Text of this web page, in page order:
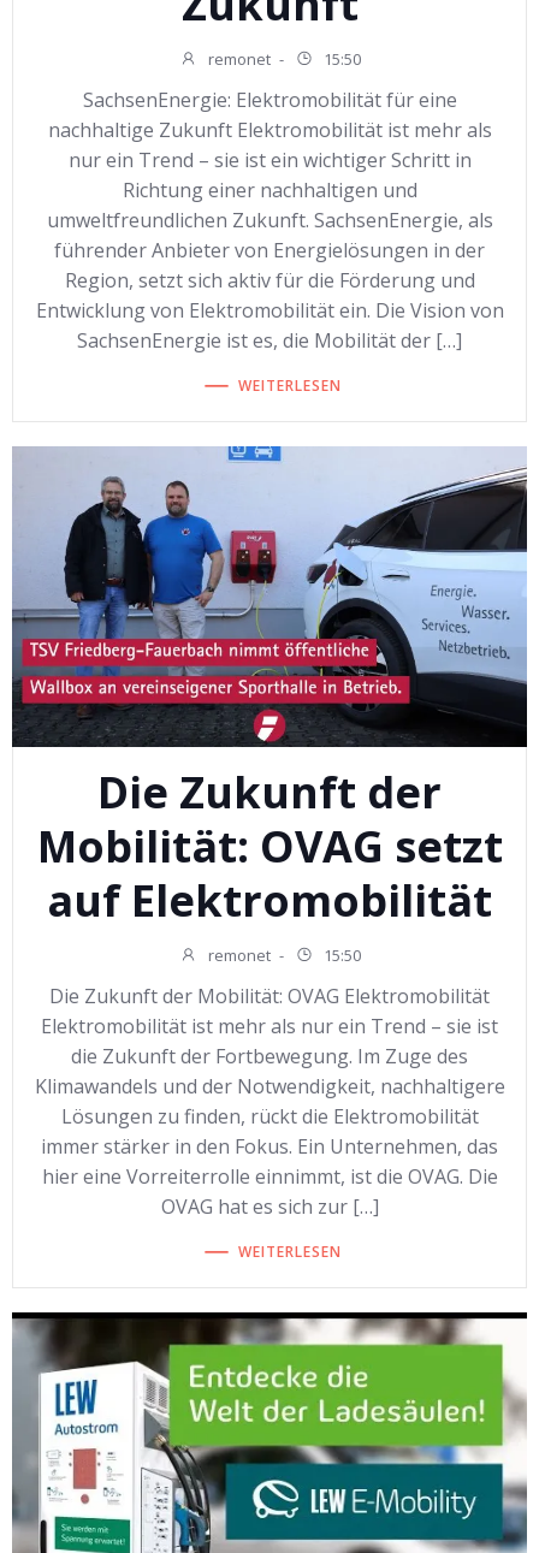
remonet - 15:50
SachsenEnergie: Elektromobilität für eine
nachhaltige Zukunft Elektromobilität ist mehr als
nur ein Trend – sie ist ein wichtiger Schritt in
Richtung einer nachhaltigen und
umweltfreundlichen Zukunft. SachsenEnergie, als
führender Anbieter von Energielösungen in der
Region, setzt sich aktiv für die Förderung und
Entwicklung von Elektromobilität ein. Die Vision von
SachsenEnergie ist es, die Mobilität der […]
WEITERLESEN
Die Zukunft der
Mobilität: OVAG setzt
auf Elektromobilität
remonet - 15:50
Die Zukunft der Mobilität: OVAG Elektromobilität
Elektromobilität ist mehr als nur ein Trend – sie ist
die Zukunft der Fortbewegung. Im Zuge des
Klimawandels und der Notwendigkeit, nachhaltigere
Lösungen zu finden, rückt die Elektromobilität
immer stärker in den Fokus. Ein Unternehmen, das
hier eine Vorreiterrolle einnimmt, ist die OVAG. Die
OVAG hat es sich zur […]
WEITERLESEN